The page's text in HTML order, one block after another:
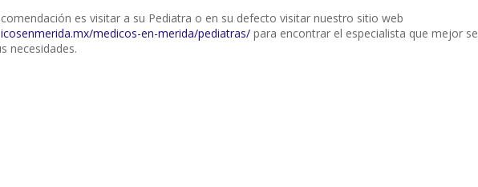
es visitar a su Pediatra o en su defecto visitar nuestro sitio web
medicos-en-merida/pediatras/ para encontrar el especialista que mejor se
necesidades.